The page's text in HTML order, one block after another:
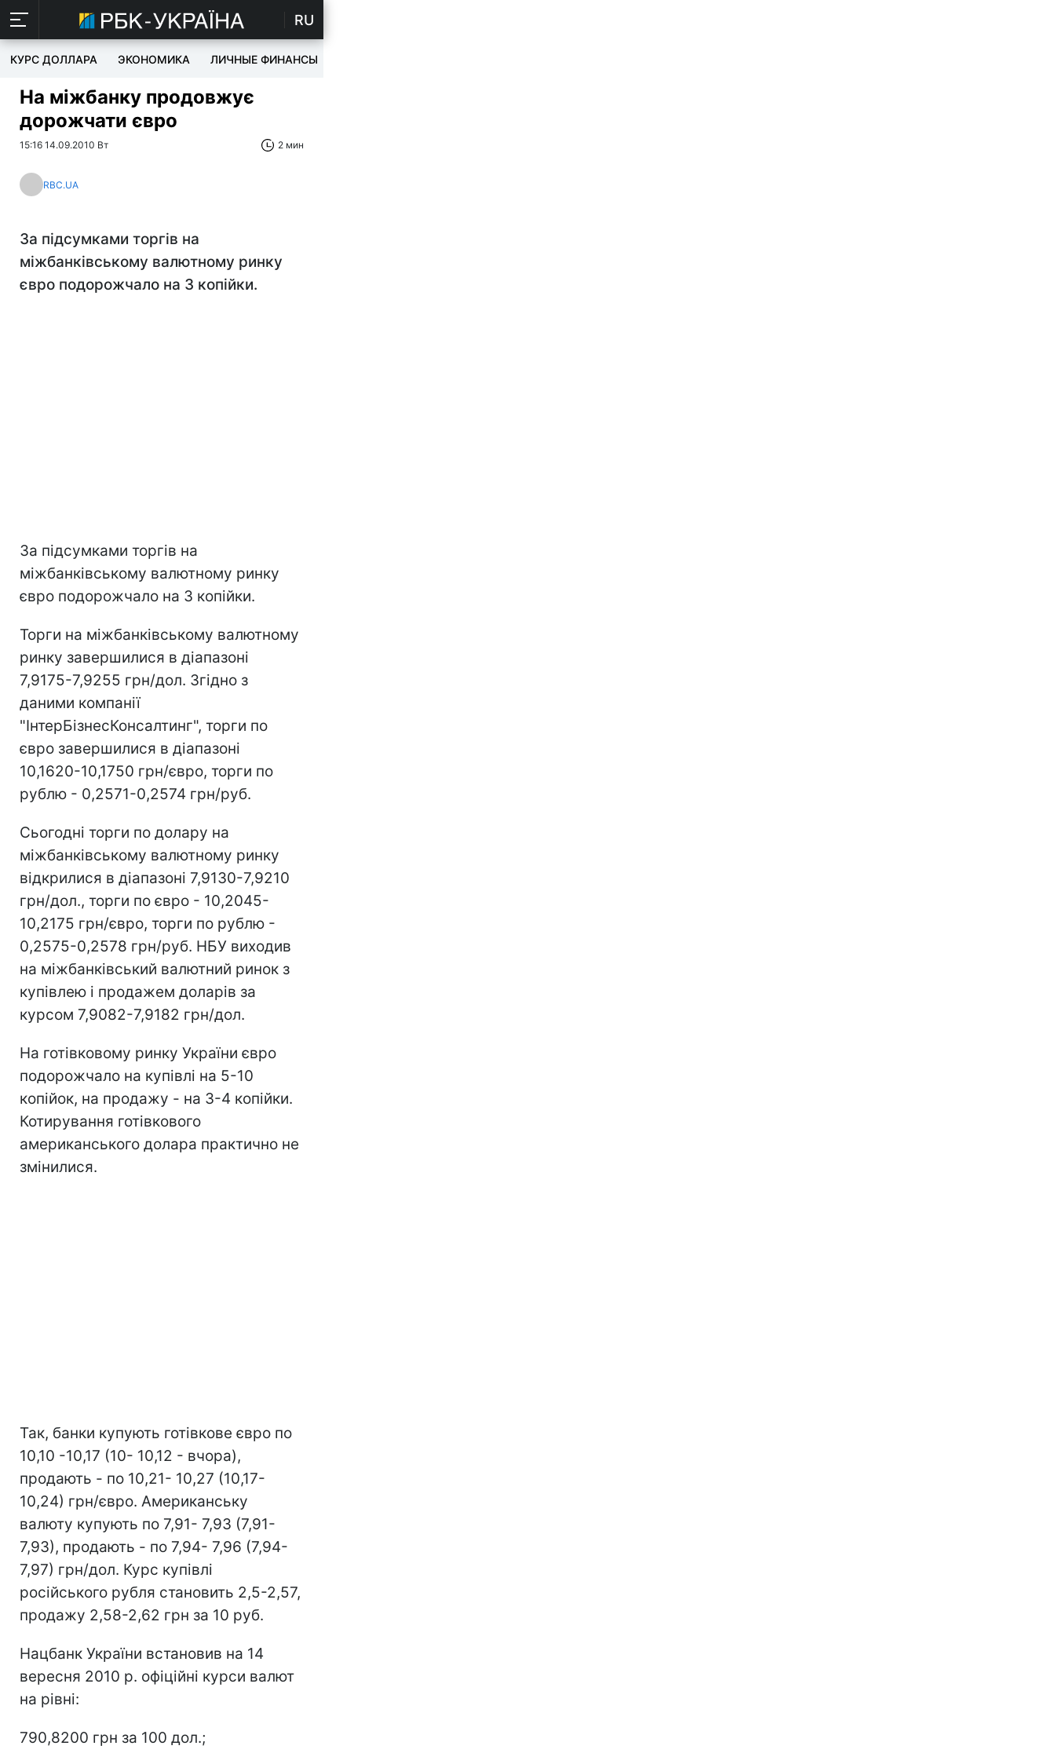
RU
КУРС ДОЛЛАРА ЭКОНОМИКА ЛИЧНЫЕ ФИНАНСЫ
На міжбанку продовжує
дорожчати євро
15:16 14.09.2010 Вт 2 мин
RBC.UA
За підсумками торгів на
міжбанківському валютному ринку
євро подорожчало на 3 копійки.
За підсумками торгів на
міжбанківському валютному ринку
євро подорожчало на 3 копійки.
Торги на міжбанківському валютному
ринку завершилися в діапазоні
7,9175-7,9255 грн/дол. Згідно з
даними компанії
"ІнтерБізнесКонсалтинг", торги по
євро завершилися в діапазоні
10,1620-10,1750 грн/євро, торги по
рублю - 0,2571-0,2574 грн/руб.
Сьогодні торги по долару на
міжбанківському валютному ринку
відкрилися в діапазоні 7,9130-7,9210
грн/дол., торги по євро - 10,2045-
10,2175 грн/євро, торги по рублю -
0,2575-0,2578 грн/руб. НБУ виходив
на міжбанківський валютний ринок з
купівлею і продажем доларів за
курсом 7,9082-7,9182 грн/дол.
На готівковому ринку України євро
подорожчало на купівлі на 5-10
копійок, на продажу - на 3-4 копійки.
Котирування готівкового
американського долара практично не
змінилися.
Так, банки купують готівкове євро по
10,10 -10,17 (10- 10,12 - вчора),
продають - по 10,21- 10,27 (10,17-
10,24) грн/євро. Американську
валюту купують по 7,91- 7,93 (7,91-
7,93), продають - по 7,94- 7,96 (7,94-
7,97) грн/дол. Курс купівлі
російського рубля становить 2,5-2,57,
продажу 2,58-2,62 грн за 10 руб.
Нацбанк України встановив на 14
вересня 2010 р. офіційні курси валют
на рівні:
790,8200 грн за 100 дол.;